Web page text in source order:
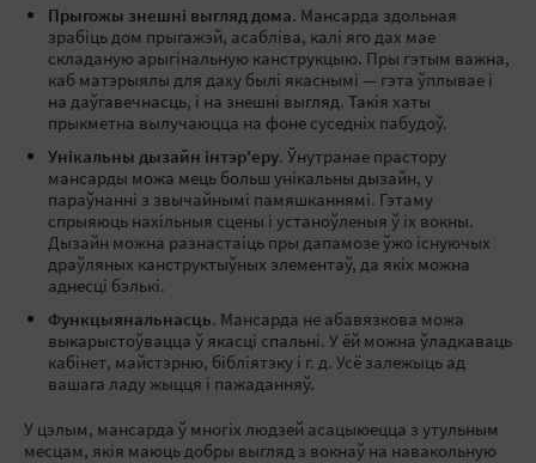
Прыгожы знешні выгляд дома. Мансарда здольная
зрабіць дом прыгажэй, асабліва, калі яго дах мае
складаную арыгінальную канструкцыю. Пры гэтым важна,
каб матэрыялы для даху былі якаснымі — гэта ўплывае і
на даўгавечнасць, і на знешні выгляд. Такія хаты
прыкметна вылучаюцца на фоне суседніх пабудоў.
Унікальны дызайн інтэр'еру. Ўнутранае прастору
мансарды можа мець больш унікальны дызайн, у
параўнанні з звычайнымі памяшканнямі. Гэтаму
спрыяюць нахільныя сцены і устаноўленыя ў іх вокны.
Дызайн можна разнастаіць пры дапамозе ўжо існуючых
драўляных канструктыўных элементаў, да якіх можна
аднесці бэлькі.
Функцыянальнасць. Мансарда не абавязкова можа
выкарыстоўвацца ў якасці спальні. У ёй можна ўладкаваць
кабінет, майстэрню, бібліятэку і г. д. Усё залежыць ад
вашага ладу жыцця і пажаданняў.
У цэлым, мансарда ў многіх людзей асацыюецца з утульным
месцам, якія маюць добры выгляд з вокнаў на навакольную